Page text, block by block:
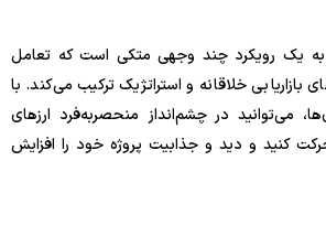
یک رویکرد چند وجهی متکی است که تعامل
بازاریابی خلاقانه و استراتژیک ترکیب می‌کند. با
می‌توانید در چشم‌انداز منحصربه‌فرد ارزهای
کنید و دید و جذابیت پروژه خود را افزایش